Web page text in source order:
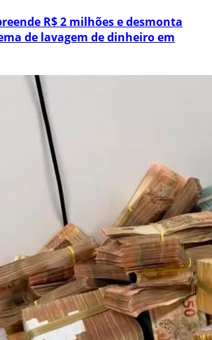
R$ 2 milhões e desmonta
de lavagem de dinheiro em